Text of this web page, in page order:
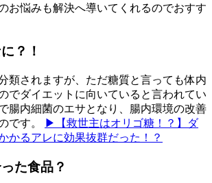
お悩みも解決へ導いてくれるのでおすす
？！
類されますが、ただ糖質と言っても体内
でダイエットに向いていると言われてい
腸内細菌のエサとなり、腸内環境の改善
です。
▶【救世主はオリゴ糖！？】ダ
かるアレに効果抜群だった！？
た食品？